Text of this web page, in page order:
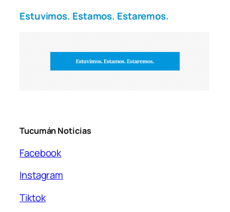
Estuvimos. Estamos. Estaremos.
Tucumán Noticias
Facebook
Instagram
Tiktok